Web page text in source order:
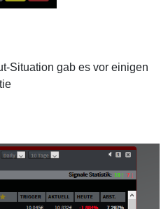
Situation gab es vor einigen